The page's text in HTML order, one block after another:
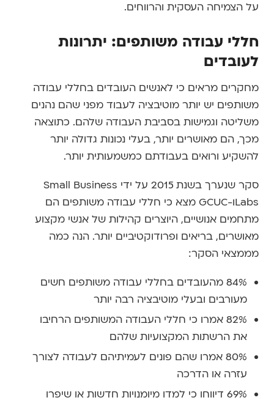
על הצמיחה העסקית והרווחים.
חללי עבודה משותפים: יתרונות
לעובדים
מחקרים מראים כי לאנשים העובדים בחללי עבודה
משותפים יש יותר מוטיבציה לעבוד מפני שהם נהנים
משליטה וגמישות בסביבת העבודה שלהם. כתוצאה
מכך, הם מאושרים יותר, בעלי נכונות גדולה יותר
להשקיע ורואים בעבודתם כמשמעותית יותר.
סקר שנערך בשנת 2015 על ידי Small Business
Labsו-GCUC מצא כי חללי עבודה משותפים הם
מתחמים אנושיים, היוצרים קהילות של אנשי מקצוע
מאושרים, בריאים ופרודוקטיביים יותר. הנה כמה
מממצאי הסקר:
84% מהעובדים בחללי עבודה משותפים חשים
מעורבים ובעלי מוטיבציה רבה יותר
82% אמרו כי חללי העבודה המשותפים הרחיבו
את הרשתות המקצועיות שלהם
80% אמרו שהם פונים לעמיתיהם לעבודה לצורך
עזרה או הדרכה
69% דיווחו כי למדו מיומנויות חדשות או שיפרו